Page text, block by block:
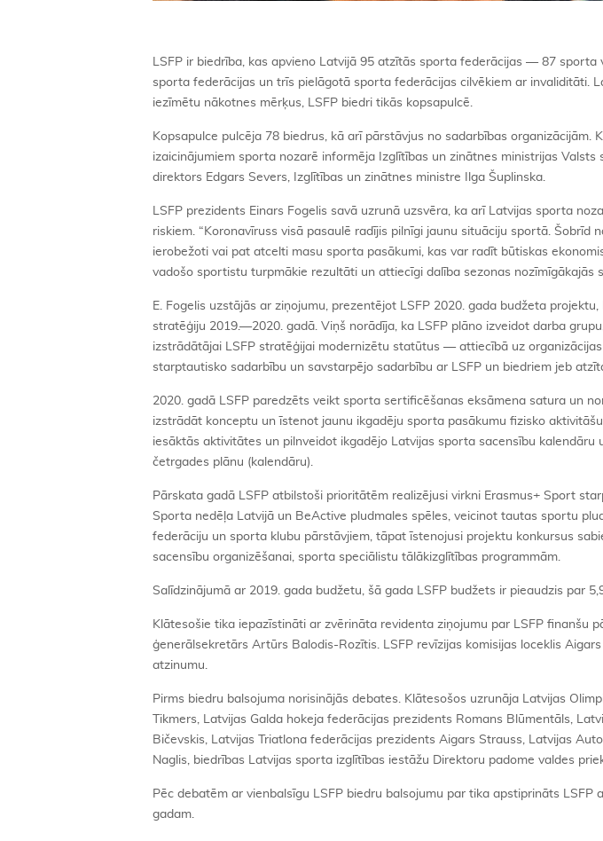
LSFP ir biedrība, kas apvieno Latvijā 95 atzītās sporta federācijas — 87 sporta
sporta federācijas un trīs pielāgotā sporta federācijas cilvēkiem ar invaliditāti.
iezīmētu nākotnes mērķus, LSFP biedri tikās kopsapulcē.
Kopsapulce pulcēja 78 biedrus, kā arī pārstāvjus no sadarbības organizācijām.
izaicinājumiem sporta nozarē informēja Izglītības un zinātnes ministrijas
direktors Edgars Severs, Izglītības un zinātnes ministre Ilga Šuplinska.
LSFP prezidents Einars Fogelis savā uzrunā uzsvēra, ka arī Latvijas sporta
riskiem. “Koronavīruss visā pasaulē radījis pilnīgi jaunu situāciju sportā. Šobrīd
ierobežoti vai pat atcelti masu sporta pasākumi, kas var radīt būtiskas
vadošo sportistu turpmākie rezultāti un attiecīgi dalība sezonas nozīmīgākajās
E. Fogelis uzstājās ar ziņojumu, prezentējot LSFP 2020. gada budžeta
stratēģiju 2019.—2020. gadā. Viņš norādīja, ka LSFP plāno izveidot darba
izstrādātājai LSFP stratēģijai modernizētu statūtus — attiecībā uz
starptautisko sadarbību un savstarpējo sadarbību ar LSFP un biedriem jeb
2020. gadā LSFP paredzēts veikt sporta sertificēšanas eksāmena satura un
izstrādāt konceptu un īstenot jaunu ikgadēju sporta pasākumu fizisko
iesāktās aktivitātes un pilnveidot ikgadējo Latvijas sporta sacensību kalendāru
četrgades plānu (kalendāru).
Pārskata gadā LSFP atbilstoši prioritātēm realizējusi virkni Erasmus+ Sport
Sporta nedēļa Latvijā un BeActive pludmales spēles, veicinot tautas sportu
federāciju un sporta klubu pārstāvjiem, tāpat īstenojusi projektu konkursus
sacensību organizēšanai, sporta speciālistu tālākizglītības programmām.
Salīdzinājumā ar 2019. gada budžetu, šā gada LSFP budžets ir pieaudzis par
Klātesošie tika iepazīstināti ar zvērināta revidenta ziņojumu par LSFP finanšu
ģenerālsekretārs Artūrs Balodis-Rozītis. LSFP revīzijas komisijas loceklis
atzinumu.
Pirms biedru balsojuma norisinājās debates. Klātesošos uzrunāja Latvijas
Tikmers, Latvijas Galda hokeja federācijas prezidents Romans Blūmentāls,
Bičevskis, Latvijas Triatlona federācijas prezidents Aigars Strauss, Latvijas
Naglis, biedrības Latvijas sporta izglītības iestāžu Direktoru padome valdes
Pēc debatēm ar vienbalsīgu LSFP biedru balsojumu par tika apstiprināts LSFP
gadam.